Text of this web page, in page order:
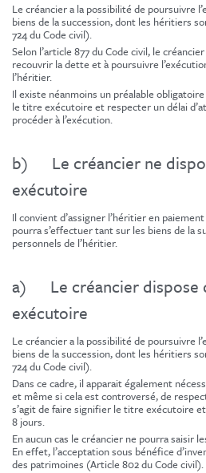
Le créancier a la possibilité de poursuivre
biens de la succession, dont les héritiers
724 du Code civil).
Selon l’article 877 du Code civil, le
recouvrir la dette et à poursuivre
l’héritier.
Il existe néanmoins un préalable
le titre exécutoire et respecter un délai
procéder à l’exécution.
b) Le créancier ne
exécutoire
Il convient d’assigner l’héritier en
pourra s’effectuer tant sur les biens de la
personnels de l’héritier.
a) Le créancier dispose
exécutoire
Le créancier a la possibilité de poursuivre
biens de la succession, dont les héritiers
724 du Code civil).
Dans ce cadre, il apparait également
et même si cela est controversé, de
s’agit de faire signifier le titre exécutoire et
8 jours.
En aucun cas le créancier ne pourra saisir
En effet, l’acceptation sous bénéfice
des patrimoines (Article 802 du Code civil).